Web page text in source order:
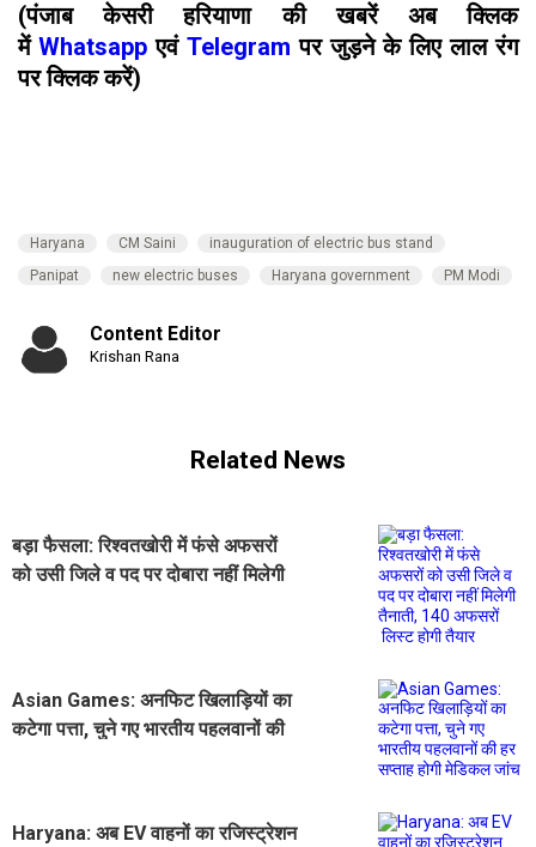
(पंजाब केसरी हरियाणा की खबरें अब क्लिक
में Whatsappएवं Telegram पर जुड़ने के लिए लाल रंग
पर क्लिक करें)
Haryana CM Saini
inauguration of electric bus stand
Panipat
new electric buses Haryana government PM Modi
Content Editor
Krishan Rana
Related News
बड़ा फैसला: रिश्वतखोरी में फंसे अफसरों
को उसी जिले व पद पर दोबारा नहीं मिलेगी
Asian Games: अनफिट खिलाड़ियों का
कटेगा पत्ता, चुने गए भारतीय पहलवानों की
Haryana: अब EV वाहनों का रजिस्ट्रेशन